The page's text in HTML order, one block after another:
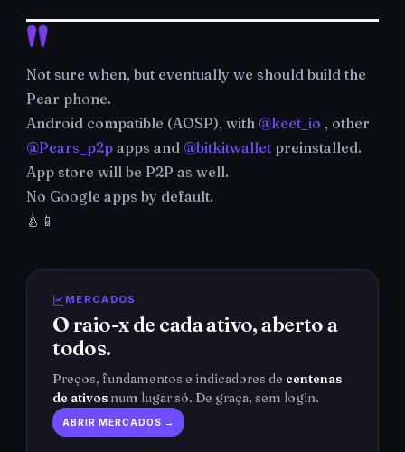
Not sure when, but eventually we should build the
Pear phone.
Android compatible (AOSP), with @keet_io , other
@Pears_p2p apps and @bitkitwallet preinstalled.
App store will be P2P as well.
No Google apps by default.
🍐📱
MERCADOS
O raio-x de cada ativo, aberto a
todos.
Preços, fundamentos e indicadores de centenas
de ativos num lugar só. De graça, sem login.
ABRIR MERCADOS →